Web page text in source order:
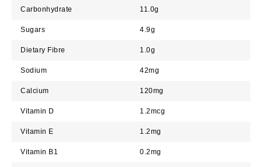
Carbonhydrate 11.0g
Sugars 4.9g
Dietary Fibre 1.0g
Sodium 42mg
Calcium 120mg
Vitamin D 1.2mcg
Vitamin E 1.2mg
Vitamin B1 0.2mg